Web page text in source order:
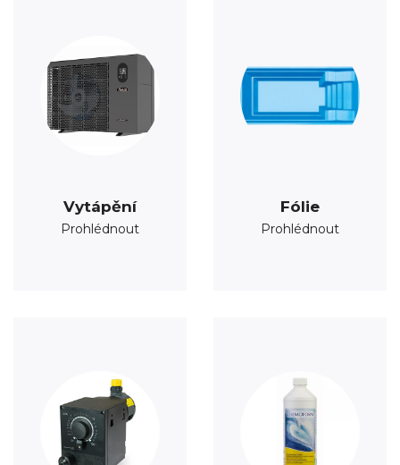
Vytápění
Prohlédnout
Fólie
Prohlédnout